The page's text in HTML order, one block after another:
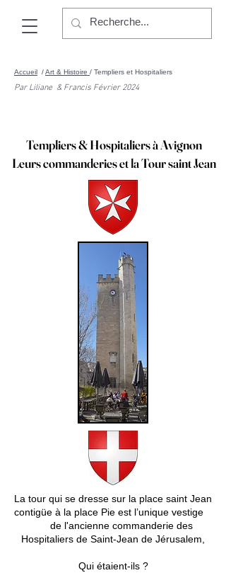
Accueil /Art & Histoire / Templiers et Hospitaliers
Par Liliane & Francis Février 2024
Templiers & Hospitaliers à Avignon
Leurs commanderies et la Tour saint Jean
La tour qui se dresse sur la place saint Jean
contigüe à la place Pie est l’unique vestige
de l'ancienne commanderie des
Hospitaliers de Saint-Jean de Jérusalem,
Qui étaient-ils ?